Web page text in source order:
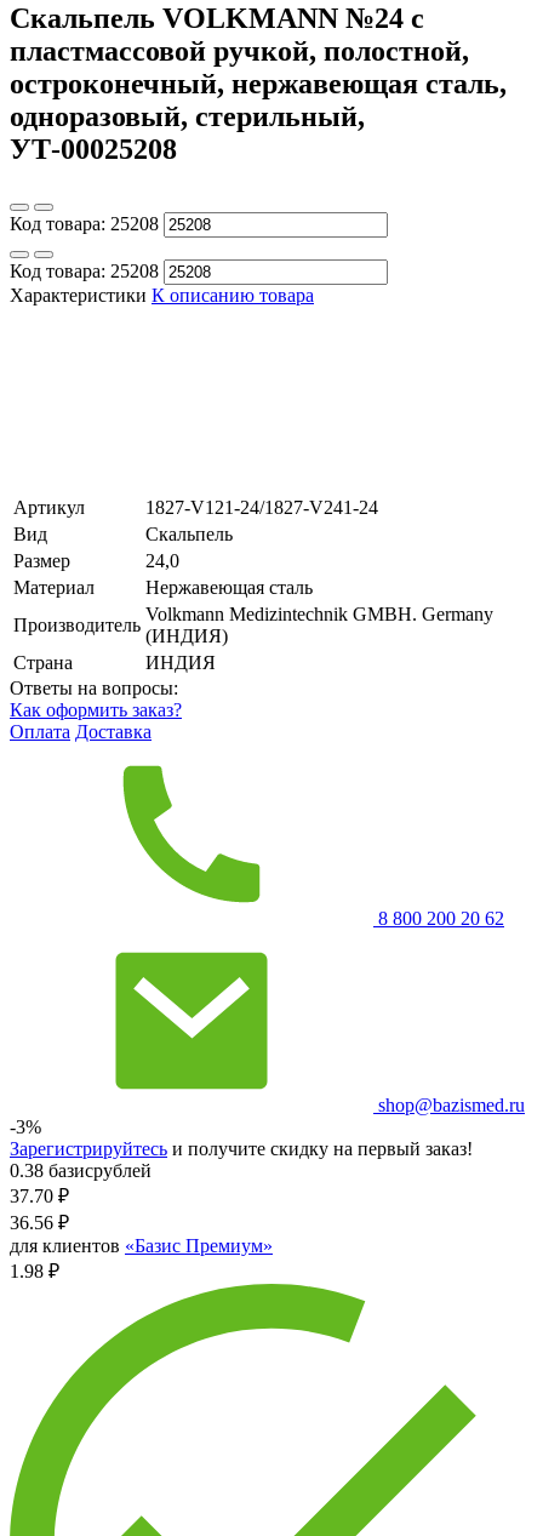
Скальпель VOLKMANN №24 с
пластмассовой ручкой, полостной,
остроконечный, нержавеющая сталь,
одноразовый, стерильный,
УТ-00025208
Код товара: 25208
Код товара: 25208
Характеристики К описанию товара
Артикул
1827-V121-24/1827-V241-24
Вид
Скальпель
Размер
24,0
Материал
Нержавеющая сталь
Производитель
Volkmann Medizintechnik GMBH. Germany
(ИНДИЯ)
Страна
ИНДИЯ
Ответы на вопросы:
Как оформить заказ?
Оплата Доставка
8 800 200 20 62
shop@bazismed.ru
-3%
Зарегистрируйтесь и получите скидку на первый заказ!
0.38 базисрублей
37.70 ₽
36.56 ₽
для клиентов «Базис Премиум»
1.98 ₽